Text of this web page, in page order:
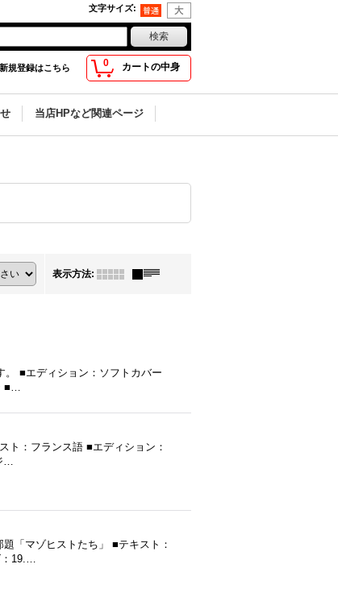
文字サイズ:
0 カートの中身
新規登録はこちら
当店HPなど関連ページ
表示方法:
■エディション：ソフトカバー
■…
ト：フランス語 ■エディション：
…
「マゾヒストたち」 ■テキスト：
：19.…